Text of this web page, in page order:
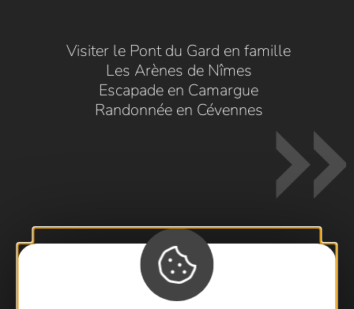
Visiter le Pont du Gard en famille
Les Arènes de Nîmes
Escapade en Camargue
Randonnée en Cévennes
Contactez-nous !
Foire aux questions